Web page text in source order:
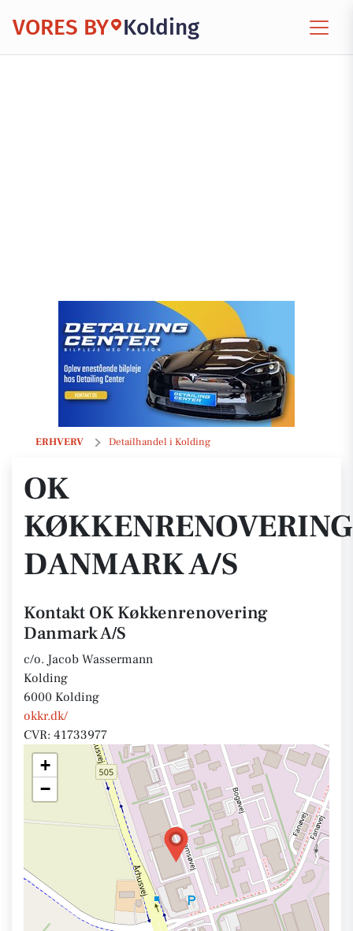
VORES BY Kolding
ERHVERV Detailhandel i Kolding
OK Køkkenrenovering Danmark A/S
OK
KØKKENRENOVERING
DANMARK A/S
Kontakt OK Køkkenrenovering
Danmark A/S
c/o. Jacob Wassermann
Kolding
6000 Kolding
okkr.dk/
CVR: 41733977
+
−